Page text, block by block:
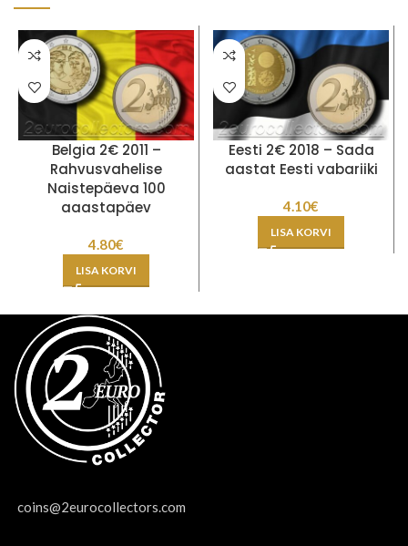
Belgia 2€ 2011 –
Rahvusvahelise
Naistepäeva 100
aaastapäev
4.80€
LISA KORVI
Eesti 2€ 2018 – Sada
aastat Eesti vabariiki
4.10€
LISA KORVI
coins@2eurocollectors.com